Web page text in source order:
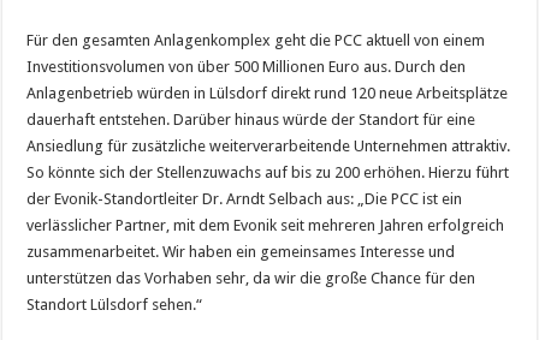
Für den gesamten Anlagenkomplex geht die PCC aktuell von einem
Investitionsvolumen von über 500 Millionen Euro aus. Durch den
Anlagenbetrieb würden in Lülsdorf direkt rund 120 neue Arbeitsplätze
dauerhaft entstehen. Darüber hinaus würde der Standort für eine
Ansiedlung für zusätzliche weiterverarbeitende Unternehmen attraktiv.
So könnte sich der Stellenzuwachs auf bis zu 200 erhöhen. Hierzu führt
der Evonik-Standortleiter Dr. Arndt Selbach aus: „Die PCC ist ein
verlässlicher Partner, mit dem Evonik seit mehreren Jahren erfolgreich
zusammenarbeitet. Wir haben ein gemeinsames Interesse und
unterstützen das Vorhaben sehr, da wir die große Chance für den
Standort Lülsdorf sehen.“